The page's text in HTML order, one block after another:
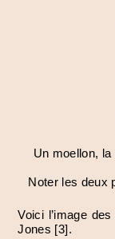
Un moellon,
Noter les deux
Voici l’image
Jones [3].